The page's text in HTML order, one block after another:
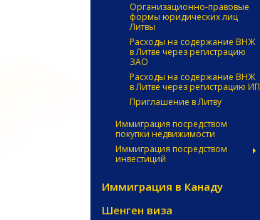
Организационно-правовые
формы юридических лиц
Литвы
Расходы на содержание ВНЖ
в Литве через регистрацию
ЗАО
Расходы на содержание ВНЖ
в Литве через регистрацию ИП
Приглашение в Литву
Иммиграция посредством
покупки недвижимости
Иммиграция посредством
инвестиций
Иммиграция в Канаду
Шенген виза